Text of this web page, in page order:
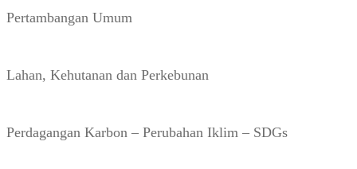
Pertambangan Umum
Lahan, Kehutanan dan Perkebunan
Perdagangan Karbon – Perubahan Iklim – SDGs